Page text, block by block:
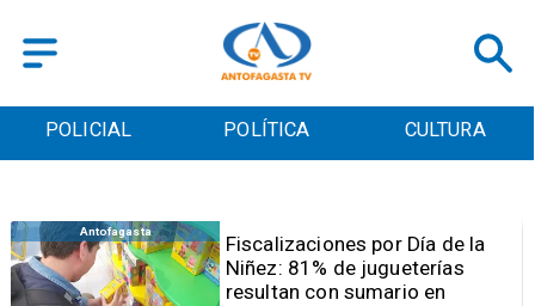
POLICIAL POLÍTICA CULTURA
Antofagasta
Tribunal frena opción de pena
mixta para Karen Rojo por ahora